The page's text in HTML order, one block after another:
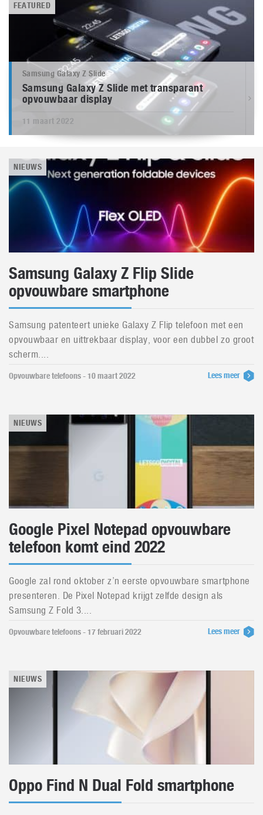
FEATURED
Samsung Galaxy Z Slide
Samsung Galaxy Z Slide met transparant
opvouwbaar display
11 maart 2022
NIEUWS
Samsung Galaxy Z Flip Slide
opvouwbare smartphone
Samsung patenteert unieke Galaxy Z Flip telefoon met een
opvouwbaar en uittrekbaar display, voor een dubbel zo groot
scherm....
Opvouwbare telefoons - 10 maart 2022 Lees meer
NIEUWS
Google Pixel Notepad opvouwbare
telefoon komt eind 2022
Google zal rond oktober z’n eerste opvouwbare smartphone
presenteren. De Pixel Notepad krijgt zelfde design als
Samsung Z Fold 3....
Opvouwbare telefoons - 17 februari 2022 Lees meer
NIEUWS
Oppo Find N Dual Fold smartphone